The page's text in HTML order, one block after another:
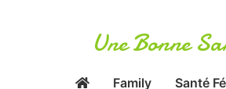
Une Bonne
Family Santé